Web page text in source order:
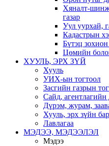
Хяналт-
газар
Уул уурхай,
Кадастрын
Бүтэц
Цөмийн
ХУУЛЬ, ЭРХ ЗҮЙ
Хууль
УИХ-ын тогтоол
Засгийн газрын
Сайд,
Дүрэм, журам,
Хууль, эрх зүйн
Лавлагаа
МЭДЭЭ, МЭДЭЭЛЭЛ
Мэдээ